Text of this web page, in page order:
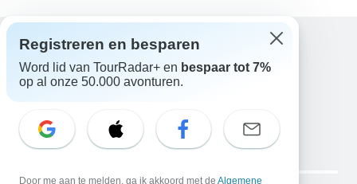
Hulp
Neem contact met ons op
E-mail: support@tourradar.com
Taal selecteren
Copyright © TourRadar. Alle rechten voorbehouden.
Registreren en besparen
Word lid van TourRadar+ en bespaar tot 7%
op al onze 50.000 avonturen.
Door me aan te melden, ga ik akkoord met de Algemene